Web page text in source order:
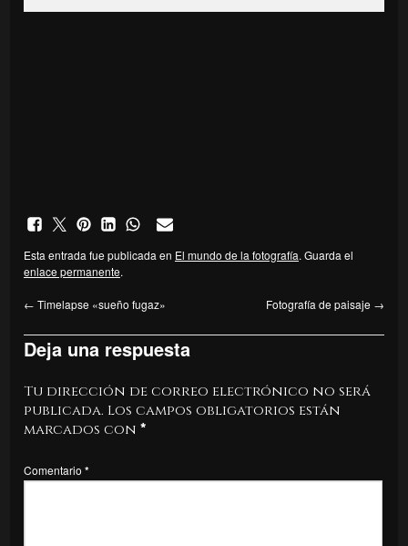
Esta entrada fue publicada en El mundo de la fotografía. Guarda el
enlace permanente.
← Timelapse «sueño fugaz» Fotografía de paisaje →
Deja una respuesta
Tu dirección de correo electrónico no será
publicada. Los campos obligatorios están
marcados con *
Comentario *